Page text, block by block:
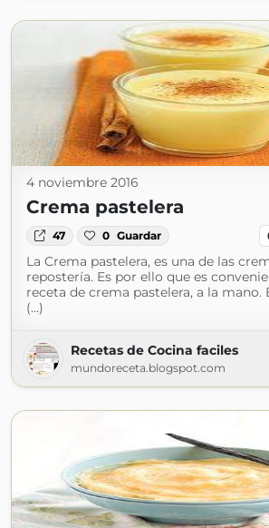
4 noviembre 2016
Crema pastelera
47 0 Guardar
La Crema pastelera, es una de las
repostería. Es por ello que es
receta de crema pastelera, a la mano.
(...)
Recetas de Cocina faciles
mundoreceta.blogspot.com